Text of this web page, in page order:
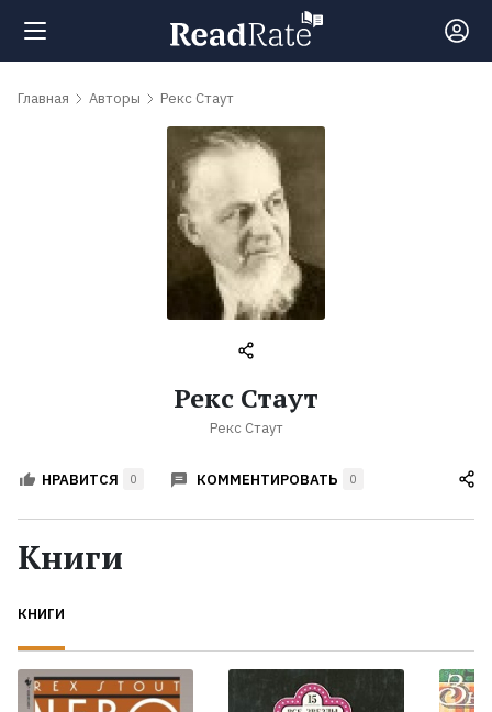
Поиск
Авторы
Жанры
Экранизации
Главная Авторы Рекс Стаут
Рекс Стаут
Рекс Стаут
НРАВИТСЯ 0 КОММЕНТИРОВАТЬ 0
Книги
КНИГИ